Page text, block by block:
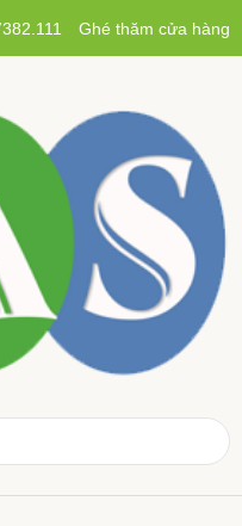
Ghé thăm cửa hàng